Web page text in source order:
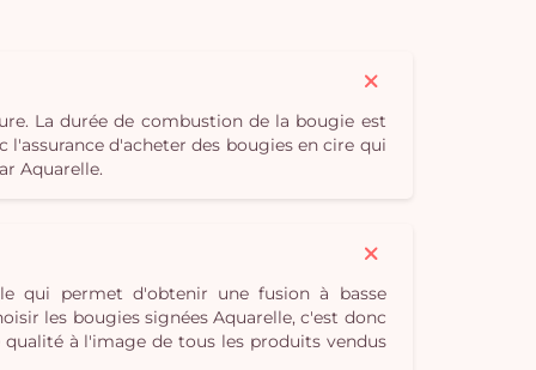
La durée de combustion de la bougie est
d'acheter des bougies en cire qui
Aquarelle.
qui permet d'obtenir une fusion à basse
les bougies signées Aquarelle, c'est donc
à l'image de tous les produits vendus